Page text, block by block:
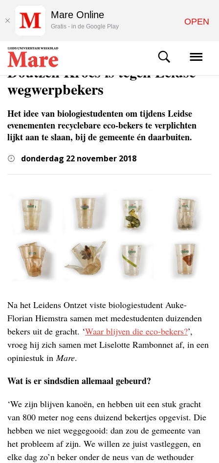
ACHTERGROND
Doutzen Kroes is tegen Leidse
wegwerpbekers
Het idee van biologiestudenten om tijdens Leidse
evenementen recyclebare eco-bekers te verplichten
lijkt aan te slaan, bij de gemeente én daarbuiten.
donderdag 22 november 2018
Na het Leidens Ontzet viste biologiestudent Auke-
Florian Hiemstra samen met medestudenten duizenden
bekers uit de gracht. ‘Waar blijven die eco-bekers?’,
vroeg hij zich samen met Liselotte Rambonnet af, in een
opiniestuk in Mare.
Wat is er sindsdien allemaal gebeurd?
‘We zijn blijven kanoën, en hebben uit een stuk gracht
van 800 meter nog eens duizend bekertjes opgevist. Die
hebben we niet weggegooid: dan zou de gemeente van
het probleem af zijn. We willen ze juist vastleggen, en
elke dag zo’n beker onder de neus van de wethouder
Mare Online
Gratis - in de Google Play OPEN